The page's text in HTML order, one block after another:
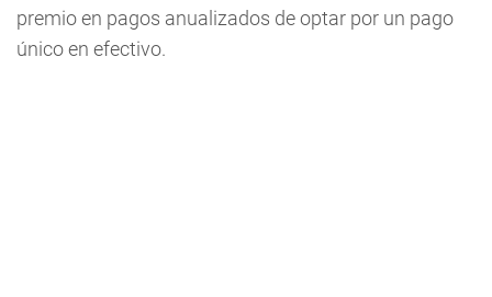
premio en pagos anualizados de optar por un pago
único en efectivo.